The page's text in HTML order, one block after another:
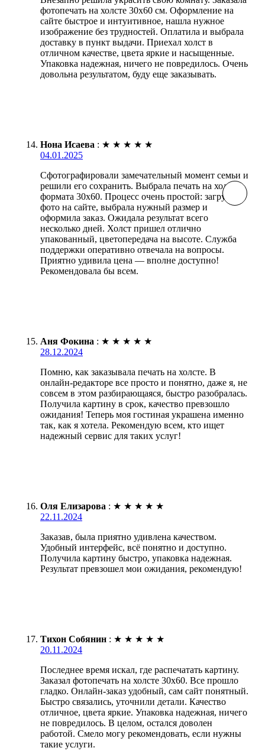
фотопечать на холсте 30х60 см. Оформление на
сайте быстрое и интуитивное, нашла нужное
изображение без трудностей. Оплатила и выбрала
доставку в пункт выдачи. Приехал холст в
отличном качестве, цвета яркие и насыщенные.
Упаковка надежная, ничего не повредилось. Очень
довольна результатом, буду еще заказывать.
Нона Исаева : ★ ★ ★ ★ ★
04.01.2025
Сфотографировали замечательный момент семьи и
решили его сохранить. Выбрала печать на холсте
формата 30х60. Процесс очень простой: загрузила
фото на сайте, выбрала нужный размер и
оформила заказ. Ожидала результат всего
несколько дней. Холст пришел отлично
упакованный, цветопередача на высоте. Служба
поддержки оперативно отвечала на вопросы.
Приятно удивила цена — вполне доступно!
Рекомендовала бы всем.
Аня Фокина : ★ ★ ★ ★ ★
28.12.2024
Помню, как заказывала печать на холсте. В
онлайн-редакторе все просто и понятно, даже я, не
совсем в этом разбирающаяся, быстро разобралась.
Получила картину в срок, качество превзошло
ожидания! Теперь моя гостиная украшена именно
так, как я хотела. Рекомендую всем, кто ищет
надежный сервис для таких услуг!
Оля Елизарова : ★ ★ ★ ★ ★
22.11.2024
Заказав, была приятно удивлена качеством.
Удобный интерфейс, всё понятно и доступно.
Получила картину быстро, упаковка надежная.
Результат превзошел мои ожидания, рекомендую!
Тихон Собянин : ★ ★ ★ ★ ★
20.11.2024
Последнее время искал, где распечатать картину.
Заказал фотопечать на холсте 30х60. Все прошло
гладко. Онлайн-заказ удобный, сам сайт понятный.
Быстро связались, уточнили детали. Качество
отличное, цвета яркие. Упаковка надежная, ничего
не повредилось. В целом, остался доволен
работой. Смело могу рекомендовать, если нужны
такие услуги.